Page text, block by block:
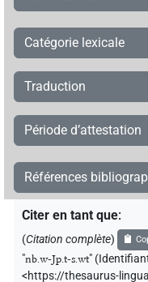
Catégorie lexicale
Traduction
Période d’attestation
Références
Citer en tant que:
(Citation complète)
"nb.w-Jp.t-s.wt"
<https://thesaurus-